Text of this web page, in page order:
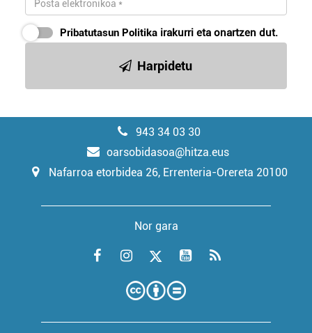
Pribatutasun Politika irakurri eta onartzen dut.
Harpidetu
943 34 03 30
oarsobidasoa@hitza.eus
Nafarroa etorbidea 26, Errenteria-Orereta 20100
Nor gara